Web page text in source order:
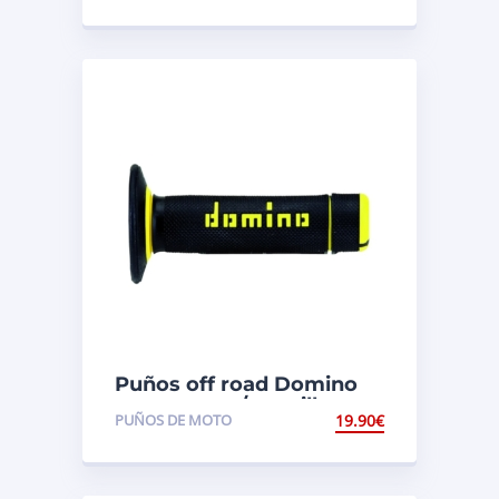
Puños off road Domino
cross negro/amarillo
A02041C4740
PUÑOS DE MOTO 19.90€